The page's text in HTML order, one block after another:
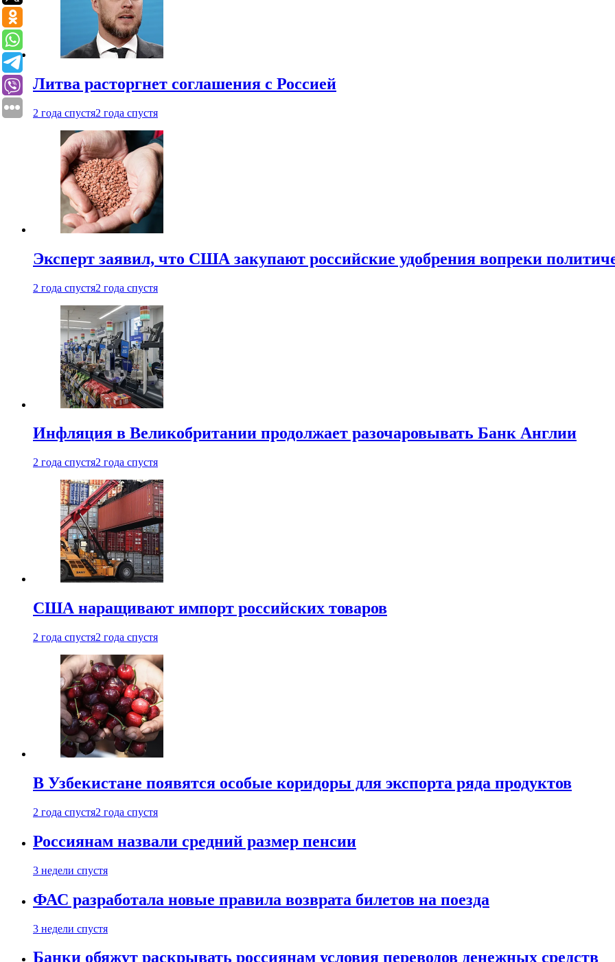
Литва расторгнет соглашения с Россией
2 года спустя2 года спустя
Эксперт заявил, что США закупают российские удобрения вопреки
2 года спустя2 года спустя
Инфляция в Великобритании продолжает разочаровывать Банк Англии
2 года спустя2 года спустя
США наращивают импорт российских товаров
2 года спустя2 года спустя
В Узбекистане появятся особые коридоры для экспорта ряда продуктов
2 года спустя2 года спустя
Россиянам назвали средний размер пенсии
3 недели спустя
ФАС разработала новые правила возврата билетов на поезда
3 недели спустя
Банки обяжут раскрывать россиянам условия переводов денежных средств